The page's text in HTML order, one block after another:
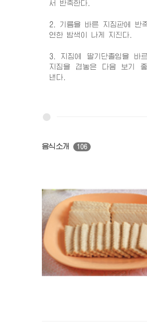
서 반죽한다.
2. 기름을 바른 지짐판에 반
연한 밤색이 나게 지진다.
3. 지짐에 딸기단졸임을 바
지짐을 겹놓은 다음 보기
낸다.
음식소개 106